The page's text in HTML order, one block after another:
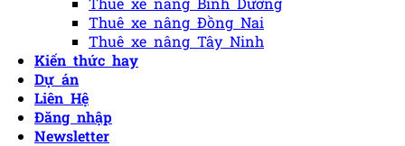
Thuê xe nâng Đồng Nai
Thuê xe nâng Tây Ninh
Kiến thức hay
Dự án
Liên Hệ
Đăng nhập
Newsletter